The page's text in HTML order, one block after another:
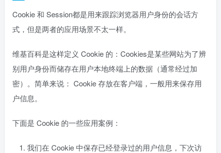
Cookie 和 Session都是用来跟踪浏览器用户身份的会话方
式，但是两者的应用场景不太一样。
维基百科是这样定义 Cookie 的：Cookies是某些网站为了辨
别用户身份而储存在用户本地终端上的数据（通常经过加
密）。简单来说： Cookie 存放在客户端，一般用来保存用
户信息。
下面是 Cookie 的一些应用案例：
我们在 Cookie 中保存已经登录过的用户信息，下次访